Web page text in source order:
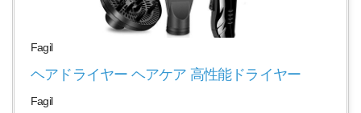
Fagil
ヘアドライヤー ヘアケア 高性能ドライヤー
Fagil